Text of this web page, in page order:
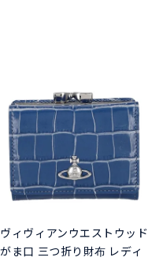
ヴィヴィアンウエストウッド
がま口 三つ折り財布 レディ